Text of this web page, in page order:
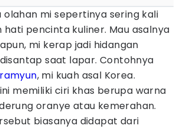
mi sepertinya sering kali
pencinta kuliner. Mau asalnya
mi kerap jadi hidangan
saat lapar. Contohnya
ramyun, mi kuah asal Korea.
memiliki ciri khas berupa warna
oranye atau kemerahan.
biasanya didapat dari